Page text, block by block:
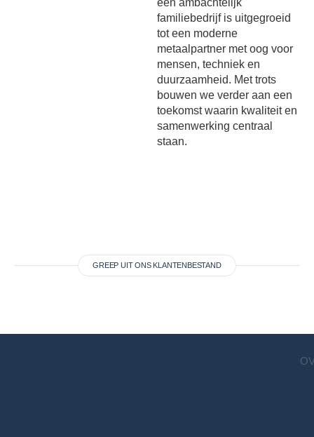
een ambachtelijk
familiebedrijf is uitgegroeid
tot een moderne
metaalpartner met oog voor
mensen, techniek en
duurzaamheid. Met trots
bouwen we verder aan een
toekomst waarin kwaliteit en
samenwerking centraal
staan.
GREEP UIT ONS KLANTENBESTAND